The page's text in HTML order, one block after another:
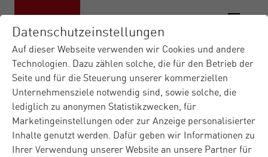
Datenschutzeinstellungen
Auf dieser Webseite verwenden wir Cookies und andere
Technologien. Dazu zählen solche, die für den Betrieb der
Seite und für die Steuerung unserer kommerziellen
Unternehmensziele notwendig sind, sowie solche, die
lediglich zu anonymen Statistikzwecken, für
Marketingeinstellungen oder zur Anzeige personalisierter
Inhalte genutzt werden. Dafür geben wir Informationen zu
Ihrer Verwendung unserer Website an unsere Partner für
Materna IT-Dienstleister|
Kontaktformular DE
Kontakt